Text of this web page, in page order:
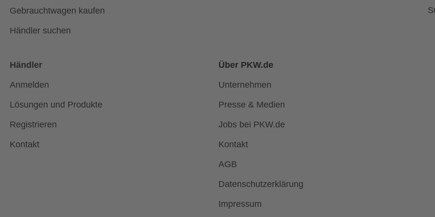
Gebrauchtwagen kaufen
Händler suchen
Händler
Anmelden
Lösungen und Produkte
Registrieren
Kontakt
Über PKW.de
Unternehmen
Presse & Medien
Jobs bei PKW.de
Kontakt
AGB
Datenschutzerklärung
Impressum